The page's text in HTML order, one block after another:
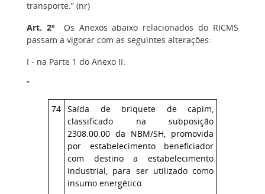
transporte.” (nr)
Art. 2ºOs Anexos abaixo relacionados do RICMS
passam a vigorar com as seguintes alterações:
I - na Parte 1 do Anexo II:
“
74 Saída de briquete de capim,
classificado na subposição
2308.00.00 da NBM/SH, promovida
por estabelecimento beneficiador
com destino a estabelecimento
industrial, para ser utilizado como
insumo energético.